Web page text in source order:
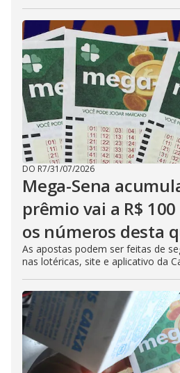
DO R7/31/07/2026
Mega-Sena
prêmio vai a R$
os números desta
As apostas podem ser feitas de
nas lotéricas, site e aplicativo da